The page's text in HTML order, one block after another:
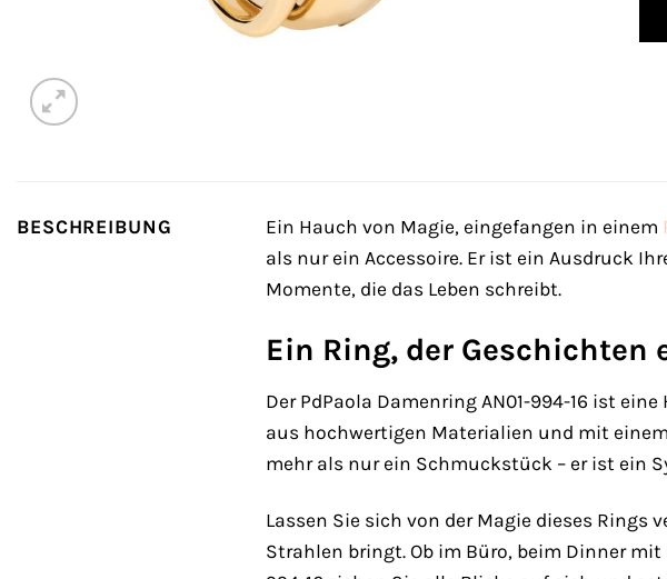
BESCHREIBUNG Ein Hauch von Magie, eingefangen in einem
als nur ein Accessoire. Er ist ein Ausdruck
Momente, die das Leben schreibt.
Ein Ring, der Geschichten
Der PdPaola Damenring AN01-994-16 ist
aus hochwertigen Materialien und mit
mehr als nur ein Schmuckstück – er ist ein
Lassen Sie sich von der Magie dieses
Strahlen bringt. Ob im Büro, beim Dinner